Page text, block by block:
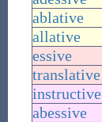
ablative
allative
essive
translative
instructive
abessive